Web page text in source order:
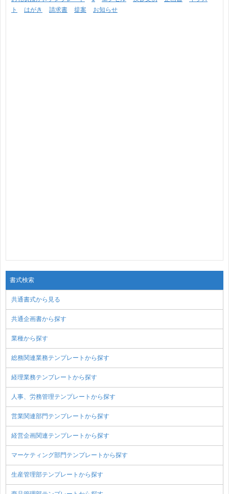
ト
はがき 請求書 提案 お知らせ
書式検索
共通書式から見る
共通企画書から探す
業種から探す
総務関連業務テンプレートから探す
経理業務テンプレートから探す
人事、労務管理テンプレートから探す
営業関連部門テンプレートから探す
経営企画関連テンプレートから探す
マーケティング部門テンプレートから探す
生産管理部テンプレートから探す